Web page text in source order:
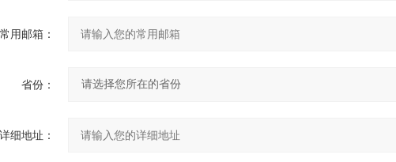
常用邮箱：
省份：
详细地址：